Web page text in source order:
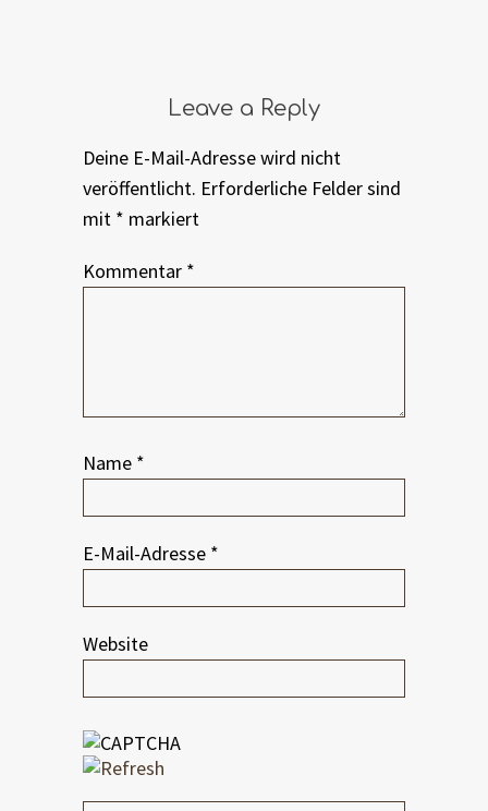
Leave a Reply
Deine E-Mail-Adresse wird nicht
veröffentlicht. Erforderliche Felder sind
mit * markiert
Kommentar *
Name *
E-Mail-Adresse *
Website